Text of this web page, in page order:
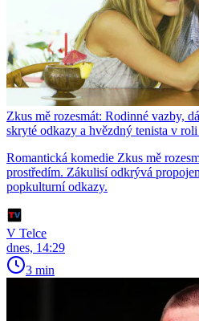
Zkus mě rozesmát: Rodinné vazby,
skryté odkazy a hvězdný tenista v roli
Romantická komedie Zkus mě
prostředím. Zákulisí odkrývá
popkulturní odkazy.
V Telce
dnes, 14:29
3 min